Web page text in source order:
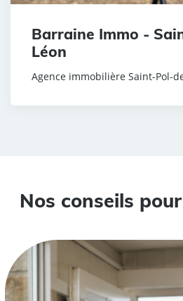
Barraine Immo -
Léon
Agence immobilière Saint-Pol-
Nos conseils